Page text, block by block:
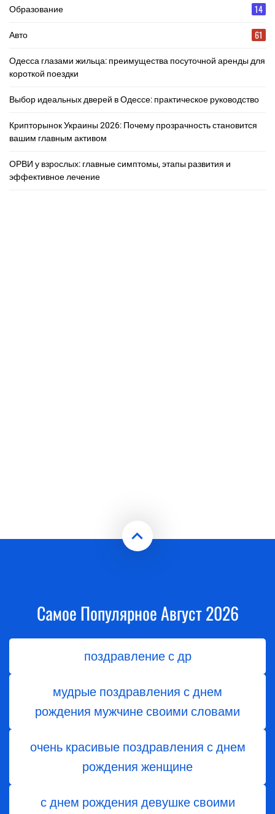
Образование 14
Авто 61
Одесса глазами жильца: преимущества посуточной аренды для
короткой поездки
Выбор идеальных дверей в Одессе: практическое руководство
Крипторынок Украины 2026: Почему прозрачность становится
вашим главным активом
ОРВИ у взрослых: главные симптомы, этапы развития и
эффективное лечение
Самое Популярное Август 2026
поздравление с др
мудрые поздравления с днем
рождения мужчине своими словами
очень красивые поздравления с днем
рождения женщине
с днем рождения девушке своими